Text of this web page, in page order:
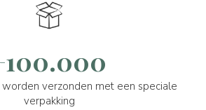
verzonden met een speciale
verpakking